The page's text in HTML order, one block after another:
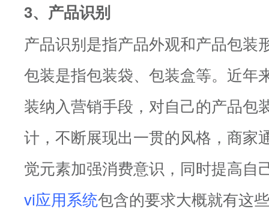
3、产品识别
产品识别是指产品外观和产品包装
包装是指包装袋、包装盒等。近年
装纳入营销手段，对自己的产品包
计，不断展现出一贯的风格，商家
觉元素加强消费意识，同时提高自
vi应用系统包含的要求大概就有这